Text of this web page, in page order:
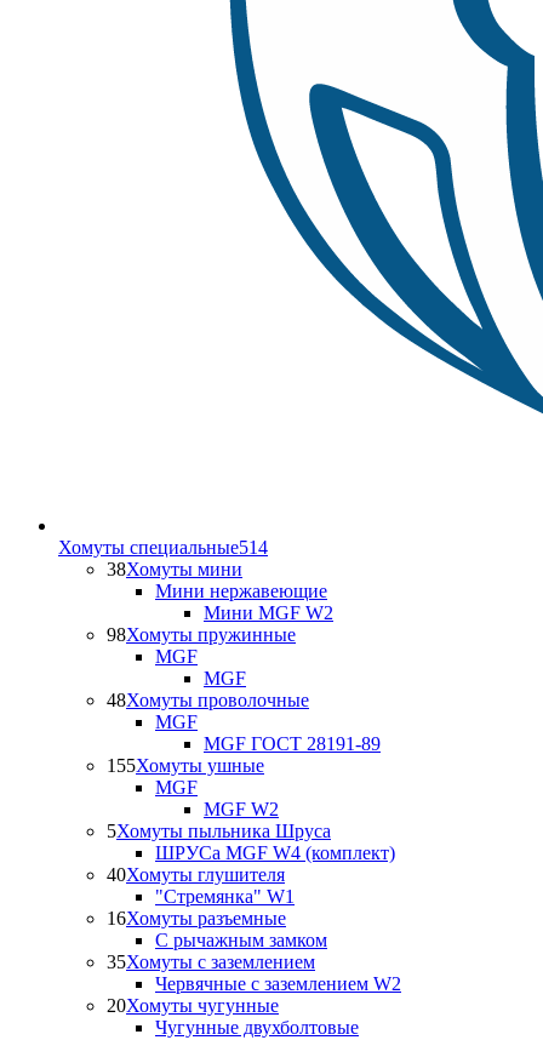
Хомуты специальные514
38Хомуты мини
Мини нержавеющие
Мини MGF W2
98Хомуты пружинные
MGF
MGF
48Хомуты проволочные
MGF
MGF ГОСТ 28191-89
155Хомуты ушные
MGF
MGF W2
5Хомуты пыльника Шруса
ШРУСа MGF W4 (комплект)
40Хомуты глушителя
"Стремянка" W1
16Хомуты разъемные
С рычажным замком
35Хомуты с заземлением
Червячные с заземлением W2
20Хомуты чугунные
Чугунные двухболтовые